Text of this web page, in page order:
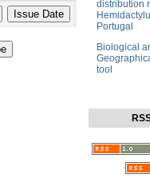
distribution
Portugal
Biological
tool